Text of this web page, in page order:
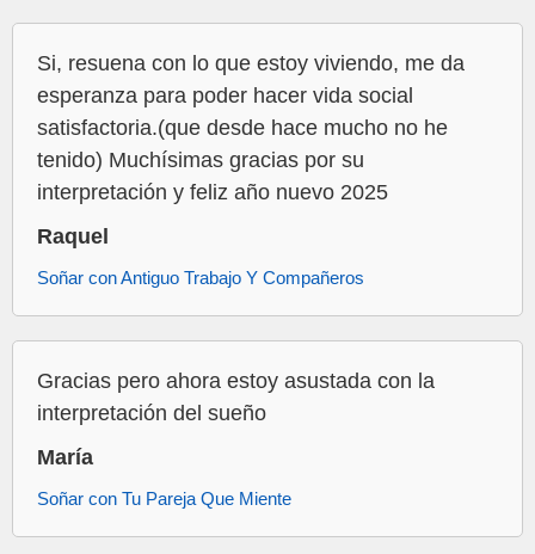
Si, resuena con lo que estoy viviendo, me da
esperanza para poder hacer vida social
satisfactoria.(que desde hace mucho no he
tenido) Muchísimas gracias por su
interpretación y feliz año nuevo 2025
Raquel
Soñar con Antiguo Trabajo Y Compañeros
Gracias pero ahora estoy asustada con la
interpretación del sueño
María
Soñar con Tu Pareja Que Miente